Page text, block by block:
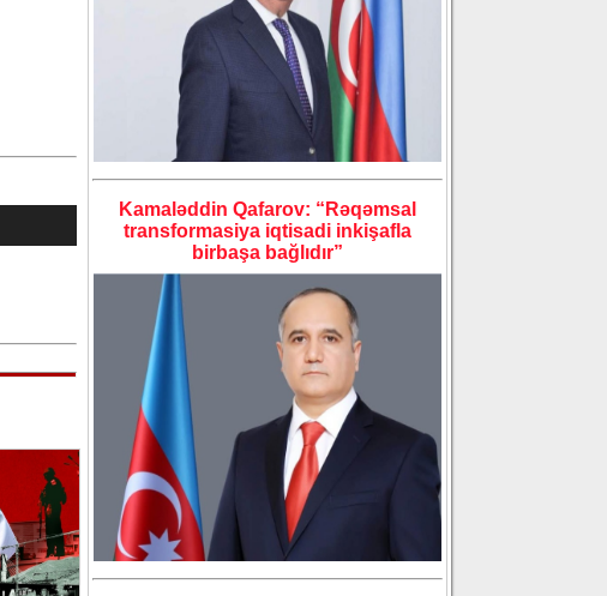
Kamaləddin Qafarov: “Rəqəmsal
transformasiya iqtisadi inkişafla
birbaşa bağlıdır”